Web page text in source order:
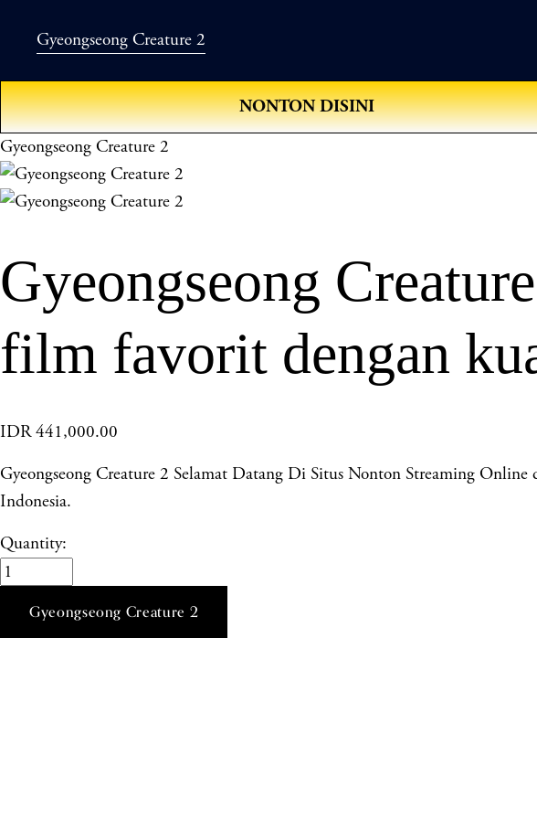
Gyeongseong Creature 2
NONTON DISINI
Gyeongseong Creature 2
Gyeongseong
film favorit dengan
IDR 441,000.00
Gyeongseong Creature 2 Selamat Datang Di Situs Nonton Streaming
Indonesia.
Quantity:
Gyeongseong Creature 2